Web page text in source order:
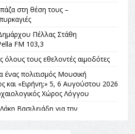
στη θέση τους –
Πέλλας Στάθη
FM 103,3
όλους τους εθελοντές αιμοδότες
πολιτισμός Μουσική
και «Ειρήνη;» 5, 6 Αυγούστου 2026
Χώρος Λόγγου
Βασιλειάδη για την
«Σε τέτοιες κορυφαίες
υπάρχει μόνο η ευθύνη απέναντι